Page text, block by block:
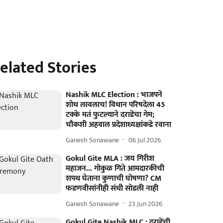
Stories
Nashik MLC Election : भाजपने
शोध लावलाच! विधान परिषदेला 45
टक्के मतं फुटल्याने दराडेंचा गेम;
चौकशी अहवाल प्रदेशाध्यक्षांकडे रवाना
Ganesh Sonawane 06 Jul 2026
Gokul Gite MLA : जय गिरीश
महाजन... गोकुळ गिते आमदारकीची
शपथ घेताना कुणाची घोषणा? CM
फडणवीसांनीही संधी सोडली नाही
Ganesh Sonawane 23 Jun 2026